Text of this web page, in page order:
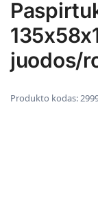
juodos/
Produkto kodas: